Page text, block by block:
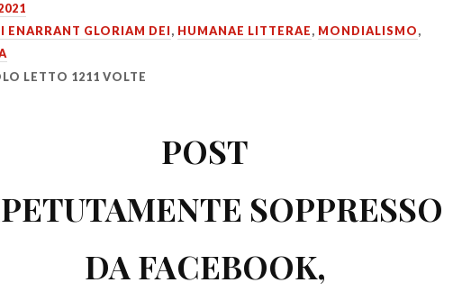
ENARRANT GLORIAM DEI, HUMANAE LITTERAE, MONDIALISMO,
LETTO 1211 VOLTE
POST
SOPPRESSO
DA FACEBOOK,